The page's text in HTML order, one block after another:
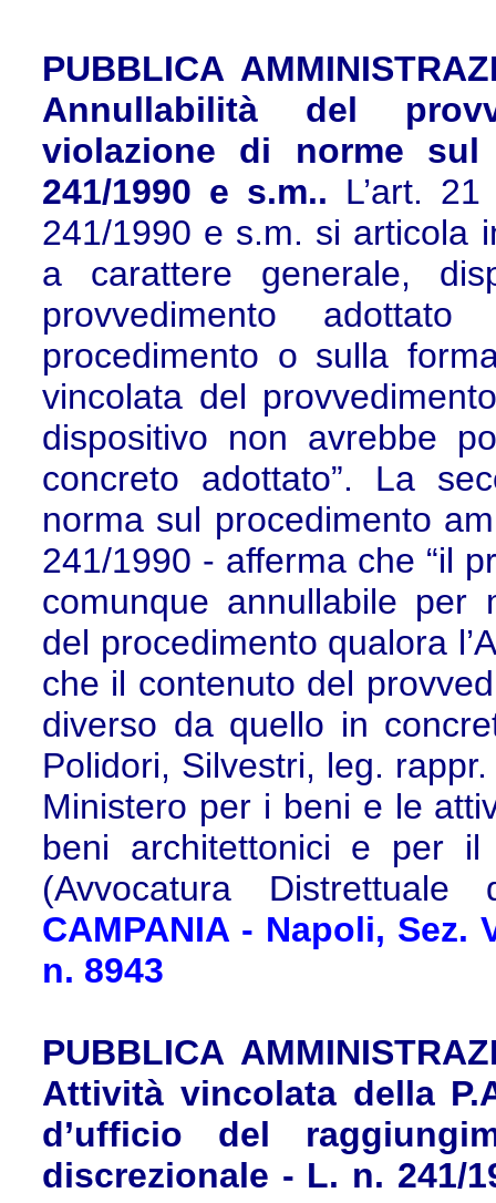
PUBBLICA
Annullabilità del
violazione di norme
241/1990 e s.m.. L’art.
241/1990 e s.m. si articola
a carattere generale,
provvedimento
procedimento o sulla
vincolata del
dispositivo non avrebbe
concreto adottato”. La
norma sul procedimento
241/1990 - afferma che “il
comunque annullabile per
del procedimento qualora
che il contenuto del
diverso da quello in
Polidori, Silvestri, leg.
Ministero per i beni e le
beni architettonici e per
(Avvocatura
CAMPANIA - Napoli, Sez.
n. 8943
PUBBLICA
Attività vincolata della
d’ufficio del
discrezionale - L. n. 241/